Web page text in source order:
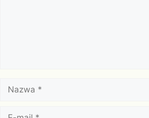
Nazwa